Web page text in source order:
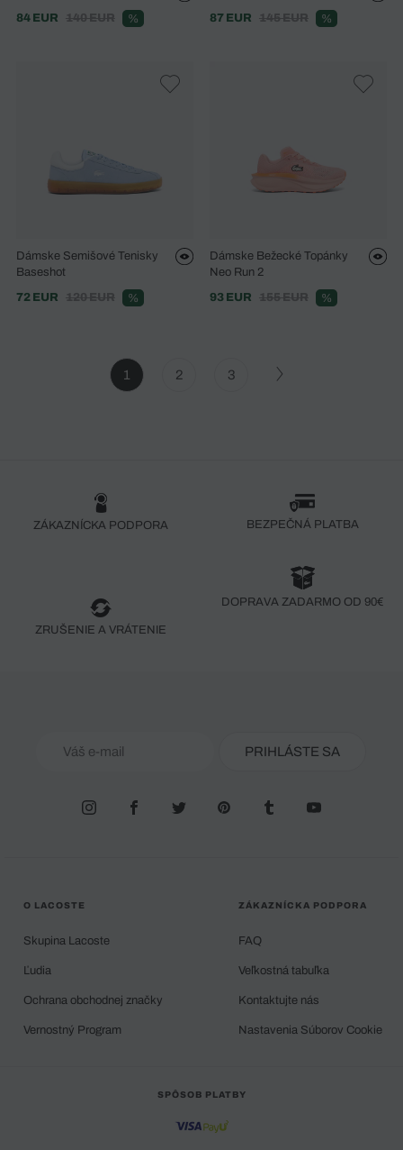
84 EUR
140 EUR %
87 EUR
145 EUR %
Dámske Semišové Tenisky
Baseshot
72 EUR
120 EUR %
Dámske Bežecké Topánky
Neo Run 2
93 EUR
155 EUR %
1 2 3
ZÁKAZNÍCKA PODPORA BEZPEČNÁ PLATBA
ZRUŠENIE A VRÁTENIE
DOPRAVA ZADARMO OD 90€
PRIHLÁSTE SA
O LACOSTE
Skupina Lacoste
Ľudia
Ochrana obchodnej značky
Vernostný Program
ZÁKAZNÍCKA PODPORA
FAQ
Veľkostná tabuľka
Kontaktujte nás
Nastavenia Súborov Cookie
SPÔSOB PLATBY